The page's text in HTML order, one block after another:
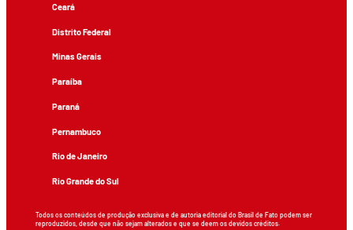
Ceará
Distrito Federal
Minas Gerais
Paraíba
Paraná
Pernambuco
Rio de Janeiro
Rio Grande do Sul
Todos os conteúdos de produção exclusiva e de autoria editorial do Brasil de Fato podem ser
reproduzidos, desde que não sejam alterados e que se deem os devidos créditos.